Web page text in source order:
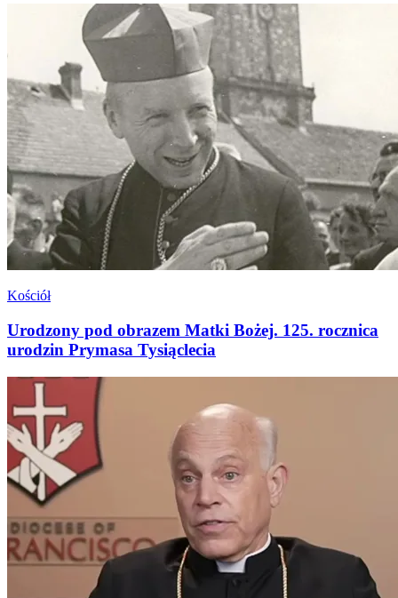
Kościół
Urodzony pod obrazem Matki Bożej. 125. rocznica
urodzin Prymasa Tysiąclecia